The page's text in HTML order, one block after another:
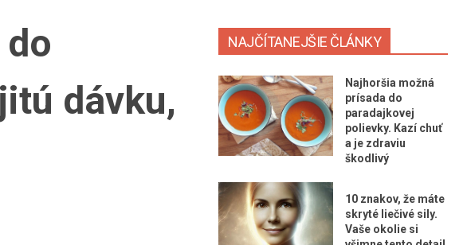
dávku,
NAJČÍTANEJŠIE ČLÁNKY
Najhoršia možná
prísada do
paradajkovej
polievky. Kazí chuť
a je zdraviu
škodlivý
10 znakov, že máte
skryté liečivé sily.
Vaše okolie si